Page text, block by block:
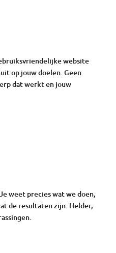
website
op jouw doelen. Geen
dat werkt en jouw
weet precies wat we doen,
de resultaten zijn. Helder,